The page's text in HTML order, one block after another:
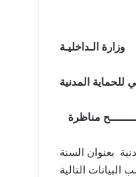
وزارة الـداخليـة
للحماية المدنية
مناظرة
عريف بسلك الحماية المدنية بعنوان السنة